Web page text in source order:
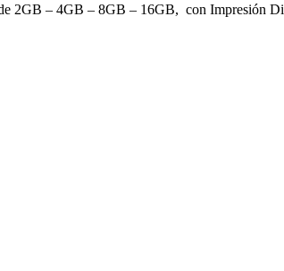
2GB – 4GB – 8GB – 16GB, con Impresión